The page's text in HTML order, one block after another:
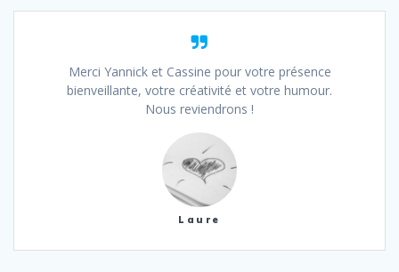
Merci Yannick et Cassine pour votre présence
bienveillante, votre créativité et votre humour.
Nous reviendrons !
Laure